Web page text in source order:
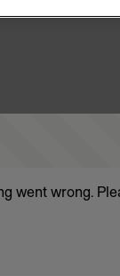
went wrong.